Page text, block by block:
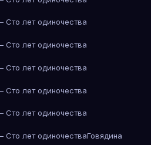
лет одиночества
лет одиночества
лет одиночества
лет одиночества
лет одиночества
лет одиночестваГовядина